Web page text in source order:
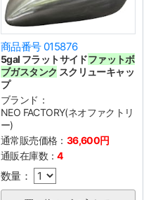
商品番号 015876
5gal フラットサイドファットボ
ブガスタンク スクリューキャッ
プ
ブランド：
NEO FACTORY(ネオファクトリ
ー)
通常販売価格： 36,600円
通販在庫数：4
数量：